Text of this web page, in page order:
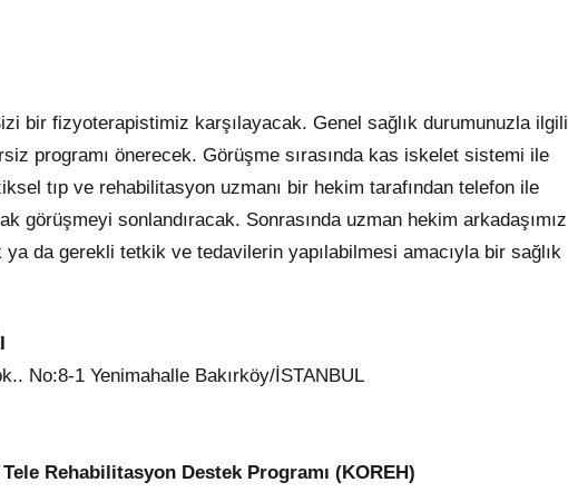
bir fizyoterapistimiz karşılayacak. Genel sağlık durumunuzla ilgili
programı önerecek. Görüşme sırasında kas iskelet sistemi ile
tıp ve rehabilitasyon uzmanı bir hekim tarafından telefon ile
görüşmeyi sonlandıracak. Sonrasında uzman hekim arkadaşımız
da gerekli tetkik ve tedavilerin yapılabilmesi amacıyla bir sağlık
No:8-1 Yenimahalle Bakırköy/İSTANBUL
Rehabilitasyon Destek Programı (KOREH)